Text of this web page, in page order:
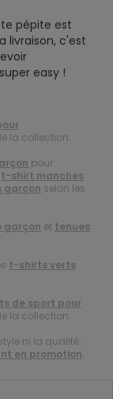
pépite est
livraison, c'est
easy !
la collection.
pour
t-shirt manches
garçon selon les
garçon et tenues
t-shirts verts
de sport pour
la collection.
ni la qualité :
en promotion.